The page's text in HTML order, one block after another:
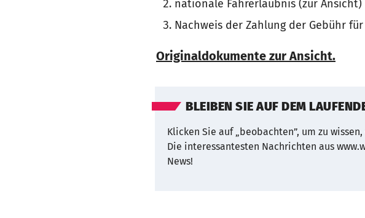
nationale Fahrerlaubnis (zur
Nachweis der Zahlung der Gebühr
Originaldokumente zur Ansicht.
BLEIBEN SIE AUF DEM
Klicken Sie auf „beobachten”, um zu
Die interessantesten Nachrichten aus
News!